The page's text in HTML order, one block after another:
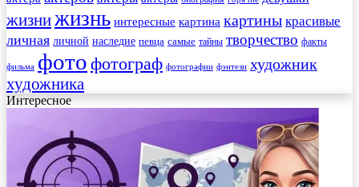
жизнижизнь интересные картина картины красивые
личная личной наследие певца самые тайны творчество факты
фильма фото фотограф фотографии фэнтези художник
художника
Интересное